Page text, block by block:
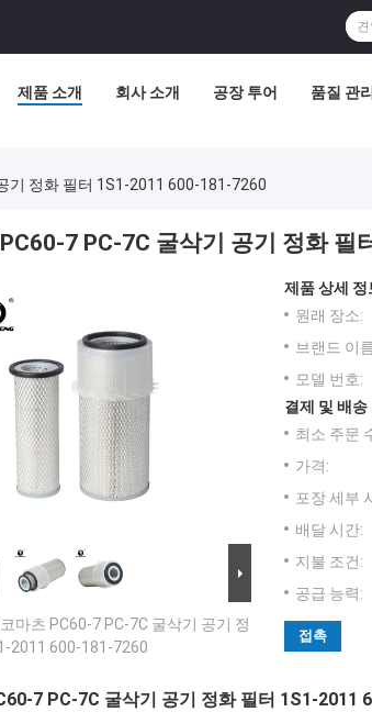
제품 소개 회사 소개 공장 투어 품질 관리
기 정화 필터 1S1-2011 600-181-7260
7 PC-7C 굴삭기 공기 정화
코마츠 PC60-7 PC-7C 굴삭기 공기 정
2011 600-181-7260
제품 상세 정
원래 장소:
브랜드 이
모델 번호:
결제 및 배송
최소 주문
가격:
포장 세부
배달 시간:
지불 조건:
공급 능력:
접촉
7 PC-7C 굴삭기 공기 정화 필터 1S1-2011